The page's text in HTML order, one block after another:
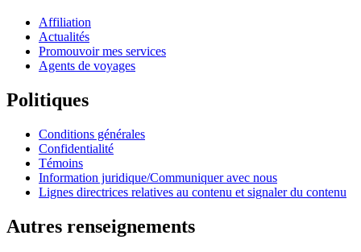
Affiliation
Actualités
Promouvoir mes services
Agents de voyages
Politiques
Conditions générales
Confidentialité
Témoins
Information juridique/Communiquer avec nous
Lignes directrices relatives au contenu et signaler du contenu
Autres renseignements